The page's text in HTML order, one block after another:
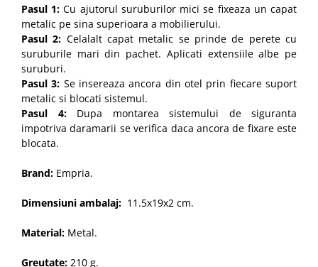
Pasul 1:Cu ajutorul suruburilor mici se fixeaza un capat
metalic pe sina superioara a mobilierului.
Pasul 2: Celalalt capat metalic se prinde de perete cu
suruburile mari din pachet. Aplicati extensiile albe pe
suruburi.
Pasul 3: Se insereaza ancora din otel prin fiecare suport
metalic si blocati sistemul.
Pasul 4:Dupa montarea sistemului de siguranta
impotriva daramarii se verifica daca ancora de fixare este
blocata.
Brand: Empria.
Dimensiuni ambalaj: 11.5x19x2 cm.
Material: Metal.
Greutate: 210 g.